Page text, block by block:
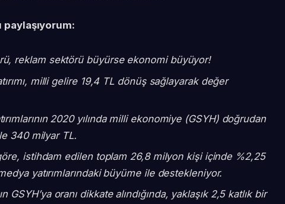
paylaşıyorum:
reklam sektörü büyürse ekonomi büyüyor!
milli gelire 19,4 TL dönüş sağlayarak değer
2020 yılında milli ekonomiye (GSYH) doğrudan
340 milyar TL.
istihdam edilen toplam 26,8 milyon kişi içinde %2,25
yatırımlarındaki büyüme ile destekleniyor.
GSYH’ya oranı dikkate alındığında, yaklaşık 2,5 katlık bir